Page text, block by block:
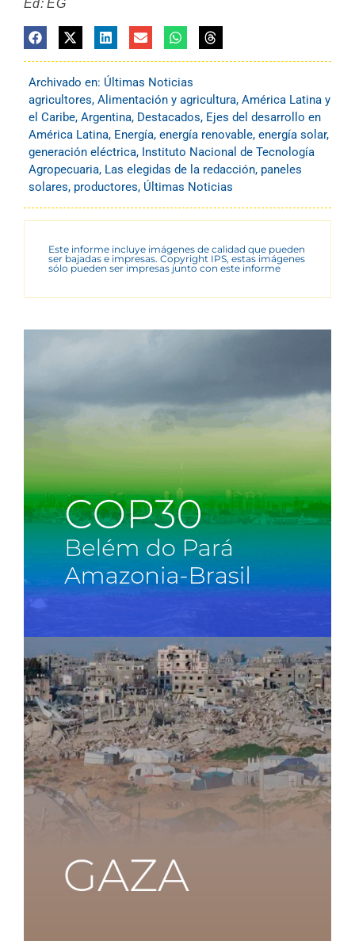
Ed: EG
Archivado en: Últimas Noticias
agricultores, Alimentación y agricultura, América Latina y
el Caribe, Argentina, Destacados, Ejes del desarrollo en
América Latina, Energía, energía renovable, energía solar,
generación eléctrica, Instituto Nacional de Tecnología
Agropecuaria, Las elegidas de la redacción, paneles
solares, productores, Últimas Noticias
Este informe incluye imágenes de calidad que pueden
ser bajadas e impresas. Copyright IPS, estas imágenes
sólo pueden ser impresas junto con este informe